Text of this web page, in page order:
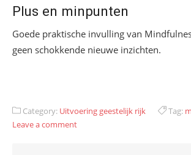
Plus en minpunten
Goede praktische invulling van
geen schokkende nieuwe inzichten.
Category: Uitvoering geestelijk rijk Tag:
Leave a comment